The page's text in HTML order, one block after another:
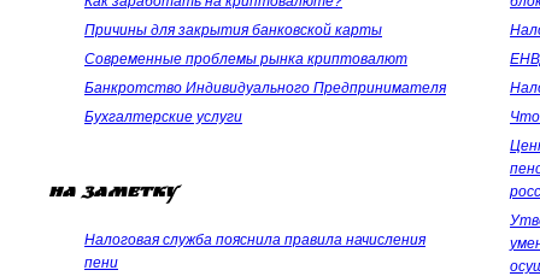
Причины для закрытия банковской карты
Современные проблемы рынка криптовалют
Банкротство Индивидуального Предпринимателя
Бухгалтерские услуги
На заметку
Налоговая служба пояснила правила начисления
пени
Что